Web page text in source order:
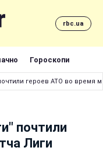
rbc.ua
Гороскопи
героев АТО во время
почтили
Лиги